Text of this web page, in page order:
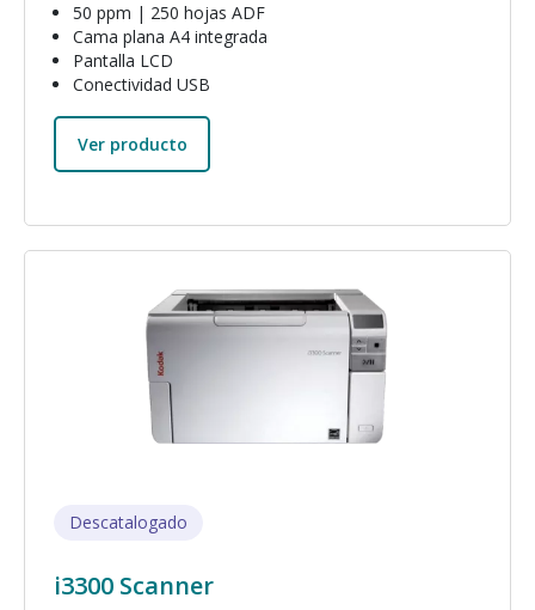
50 ppm | 250 hojas ADF
Cama plana A4 integrada
Pantalla LCD
Conectividad USB
Ver producto
Descatalogado
i3300 Scanner